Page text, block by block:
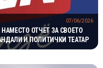
ОТЧЕТ ЗА СВОЕТО
И ПОЛИТИЧКИ ТЕАТАР
07/06/2026